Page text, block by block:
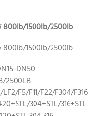
800lb/1500lb/2500lb
800lb/1500lb/2500lb
DN50
2500LB
LF2/F5/F11/F22/F304/F316
304+STL/316+STL